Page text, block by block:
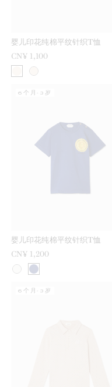
婴儿印花纯棉平纹针织T恤
CN¥ 1,100
婴儿印花纯棉平纹针织T恤
CN¥ 1,200
6个月-3岁
6个月-3岁